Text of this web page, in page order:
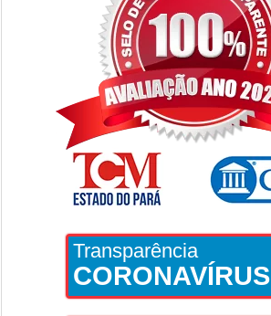
Transparência
CORONAVÍRUS